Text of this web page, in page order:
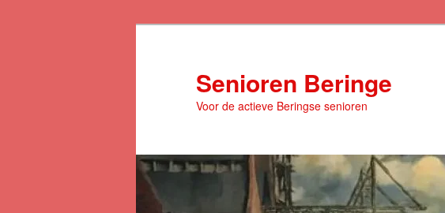
Senioren Beringe
Voor de actieve Beringse senioren